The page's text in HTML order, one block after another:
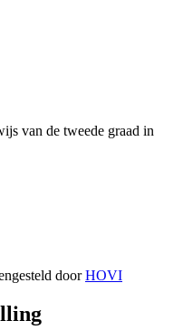
van de tweede graad in
doorHOVI